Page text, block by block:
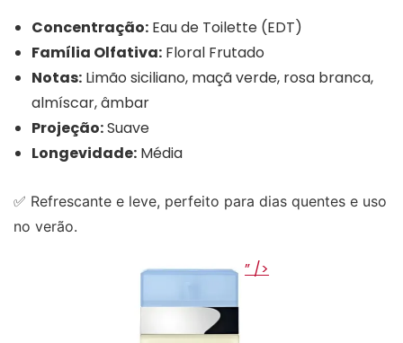
Concentração: Eau de Toilette (EDT)
Família Olfativa: Floral Frutado
Notas: Limão siciliano, maçã verde, rosa branca,
almíscar, âmbar
Projeção:Suave
Longevidade: Média
✅ Refrescante e leve, perfeito para dias quentes e uso
no verão.
” />